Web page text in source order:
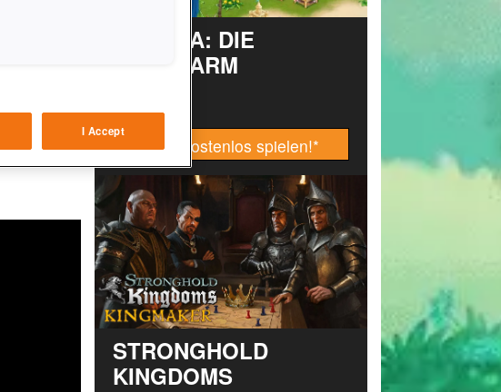
TAONGA: DIE
INSELFARM
Jetzt kostenlos spielen!*
STRONGHOLD
KINGDOMS
I Accept